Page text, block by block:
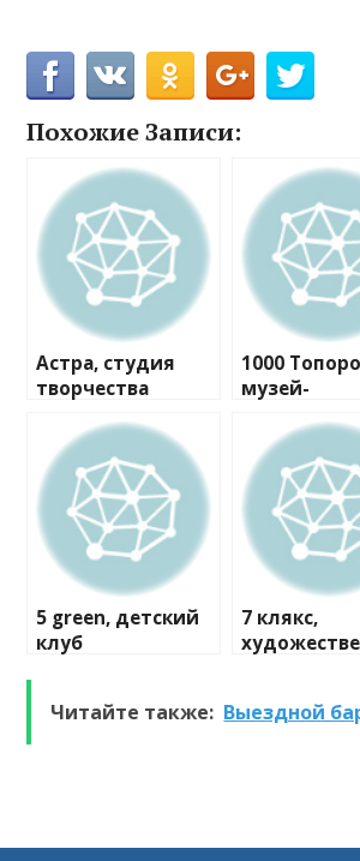
Похожие Записи:
Астра, студия
творчества
1000
музей-
5 green, детский
клуб
7 клякс,
Читайте также: Выездной